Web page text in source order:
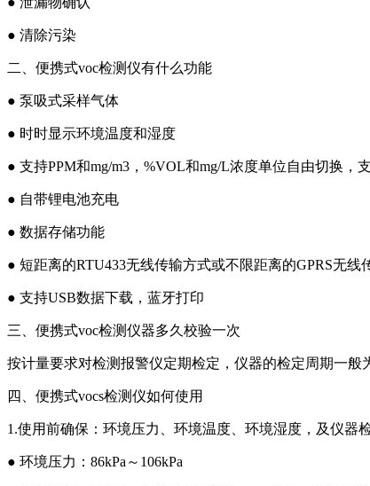
● 清除污染
二、便携式voc检测仪有什么功能
● 泵吸式采样气体
● 时时显示环境温度和湿度
● 支持PPM和mg/m3，%VOL和mg/L浓度单位自由切换，
● 自带锂电池充电
● 数据存储功能
● 短距离的RTU433无线传输方式或不限距离的GPRS无线
● 支持USB数据下载，蓝牙打印
三、便携式voc检测仪器多久校验一次
按计量要求对检测报警仪定期检定，仪器的检定周期一般
四、便携式vocs检测仪如何使用
1.使用前确保：环境压力、环境温度、环境湿度，及仪器
● 环境压力：86kPa～106kPa